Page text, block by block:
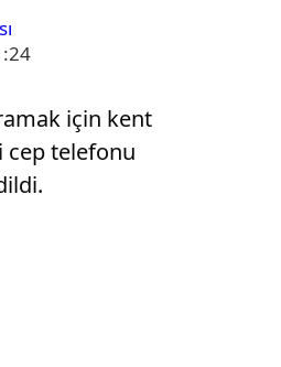
için kent
cep telefonu